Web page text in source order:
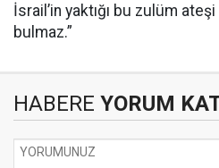
İsrail’in yaktığı bu zulüm
bulmaz.”
HABERE YORUM